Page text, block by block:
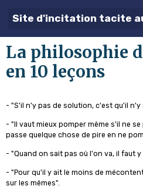
Site d'incitation tacite
La philosophie
en 10 leçons
- "S'il n'y pas de solution, c'est qu'il n'y
- "Il vaut mieux pomper même s'il ne
passe quelque chose de pire en ne
- "Quand on sait pas où l'on va, il faut
- "Pour qu'il y ait le moins de
sur les mêmes".